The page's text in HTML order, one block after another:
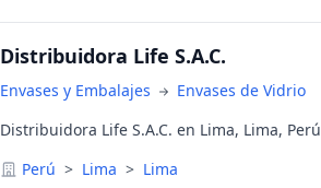
Distribuidora Life S.A.C.
Envases y Embalajes
Envases de Vidrio
Distribuidora Life S.A.C. en Lima, Lima, Perú
Perú > Lima > Lima